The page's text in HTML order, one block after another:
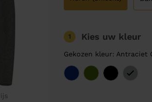
1 Kies uw kleur
Gekozen kleur: Antraciet